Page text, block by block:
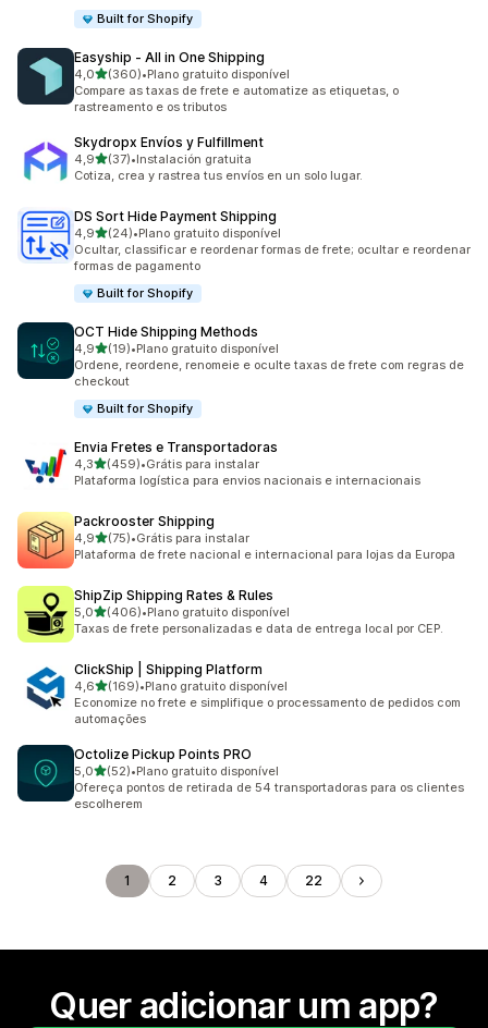
Built for Shopify
Easyship ‑ All in One Shipping
4,0de 5 estrelas
(360)
360 avaliações ao todo
•Plano gratuito disponível
Compare as taxas de frete e automatize as etiquetas, o
rastreamento e os tributos
Skydropx Envíos y Fulfillment
4,9de 5 estrelas
(37)
37 avaliações ao todo
•Instalación gratuita
Cotiza, crea y rastrea tus envíos en un solo lugar.
DS Sort Hide Payment Shipping
4,9de 5 estrelas
(24)
24 avaliações ao todo
•Plano gratuito disponível
Ocultar, classificar e reordenar formas de frete; ocultar e reordenar
formas de pagamento
Built for Shopify
OCT Hide Shipping Methods
4,9de 5 estrelas
(19)
19 avaliações ao todo
•Plano gratuito disponível
Ordene, reordene, renomeie e oculte taxas de frete com regras de
checkout
Built for Shopify
Envia Fretes e Transportadoras
4,3de 5 estrelas
(459)
459 avaliações ao todo
•Grátis para instalar
Plataforma logística para envios nacionais e internacionais
Packrooster Shipping
4,9de 5 estrelas
(75)
75 avaliações ao todo
•Grátis para instalar
Plataforma de frete nacional e internacional para lojas da Europa
ShipZip Shipping Rates & Rules
5,0de 5 estrelas
(406)
406 avaliações ao todo
•Plano gratuito disponível
Taxas de frete personalizadas e data de entrega local por CEP.
ClickShip | Shipping Platform
4,6de 5 estrelas
(169)
169 avaliações ao todo
•Plano gratuito disponível
Economize no frete e simplifique o processamento de pedidos com
automações
Octolize Pickup Points PRO
5,0de 5 estrelas
(52)
52 avaliações ao todo
•Plano gratuito disponível
Ofereça pontos de retirada de 54 transportadoras para os clientes
escolherem
1 2 3 4 22
Quer adicionar um app?